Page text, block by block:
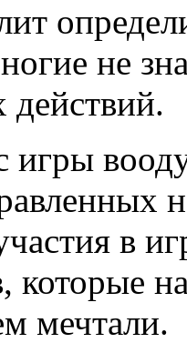
не
игры
в
которые
мечтали.